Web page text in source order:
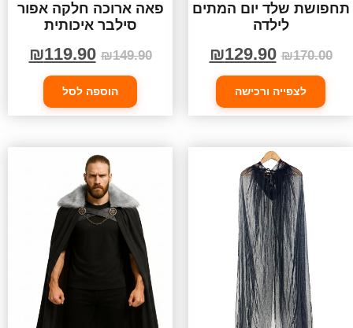
תחפושת שלד יום המתים
לילדה
₪170.00
₪129.90
לצפייה ורכישה
פאה ארוכה חלקה אפור
סילבר איכותית
₪149.90
₪119.90
הוספה לסל